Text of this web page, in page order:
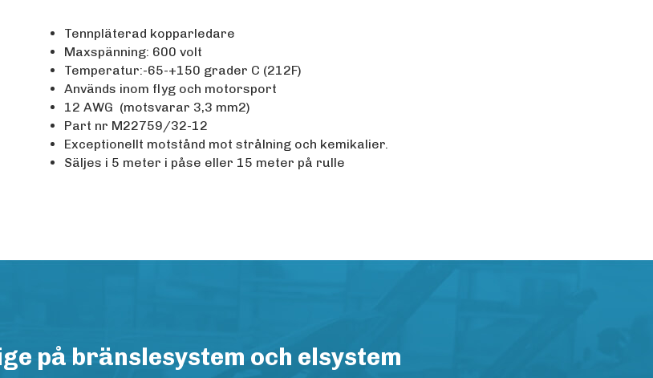
Tennpläterad kopparledare
Maxspänning: 600 volt
Temperatur:-65-+150 grader C (212F)
Används inom flyg och motorsport
12 AWG (motsvarar 3,3 mm2)
Part nr M22759/32-12
Exceptionellt motstånd mot strålning och kemikalier.
Säljes i 5 meter i påse eller 15 meter på rulle
på bränslesystem och elsystem